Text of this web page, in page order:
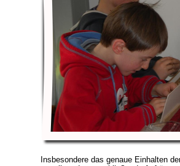
Insbesondere das genaue Einhalten